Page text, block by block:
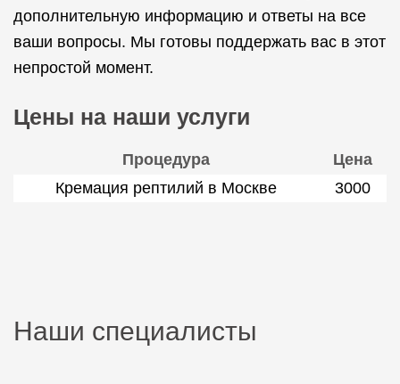
дополнительную информацию и ответы на все
ваши вопросы. Мы готовы поддержать вас в этот
непростой момент.
Цены на наши услуги
Процедура
Цена
Кремация рептилий в Москве
3000
Наши специалисты